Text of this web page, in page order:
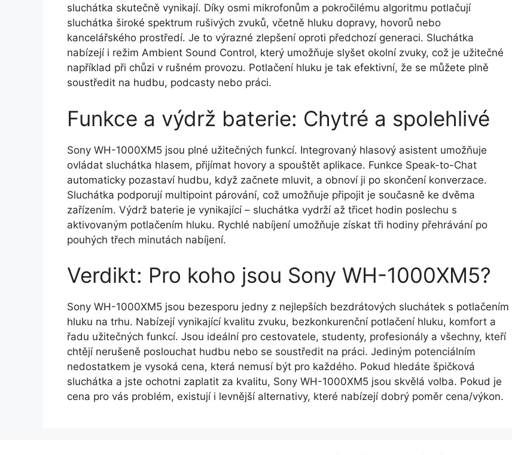
sluchátka skutečně vynikají. Díky osmi mikrofonům a pokročilému algoritmu potlačují
sluchátka široké spektrum rušivých zvuků, včetně hluku dopravy, hovorů nebo
kancelářského prostředí. Je to výrazné zlepšení oproti předchozí generaci. Sluchátka
nabízejí i režim Ambient Sound Control, který umožňuje slyšet okolní zvuky, což je užitečné
například při chůzi v rušném provozu. Potlačení hluku je tak efektivní, že se můžete plně
soustředit na hudbu, podcasty nebo práci.
Funkce a výdrž baterie: Chytré a spolehlivé
Sony WH-1000XM5 jsou plné užitečných funkcí. Integrovaný hlasový asistent umožňuje
ovládat sluchátka hlasem, přijímat hovory a spouštět aplikace. Funkce Speak-to-Chat
automaticky pozastaví hudbu, když začnete mluvit, a obnoví ji po skončení konverzace.
Sluchátka podporují multipoint párování, což umožňuje připojit je současně ke dvěma
zařízením. Výdrž baterie je vynikající – sluchátka vydrží až třicet hodin poslechu s
aktivovaným potlačením hluku. Rychlé nabíjení umožňuje získat tři hodiny přehrávání po
pouhých třech minutách nabíjení.
Verdikt: Pro koho jsou Sony WH-1000XM5?
Sony WH-1000XM5 jsou bezesporu jedny z nejlepších bezdrátových sluchátek s potlačením
hluku na trhu. Nabízejí vynikající kvalitu zvuku, bezkonkurenční potlačení hluku, komfort a
řadu užitečných funkcí. Jsou ideální pro cestovatele, studenty, profesionály a všechny, kteří
chtějí nerušeně poslouchat hudbu nebo se soustředit na práci. Jediným potenciálním
nedostatkem je vysoká cena, která nemusí být pro každého. Pokud hledáte špičková
sluchátka a jste ochotni zaplatit za kvalitu, Sony WH-1000XM5 jsou skvělá volba. Pokud je
cena pro vás problém, existují i levnější alternativy, které nabízejí dobrý poměr cena/výkon.